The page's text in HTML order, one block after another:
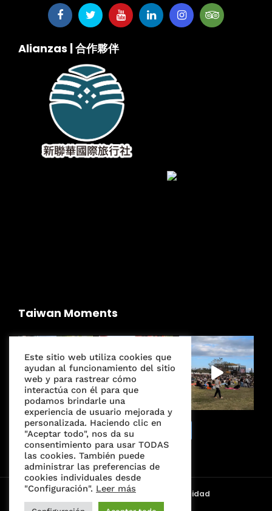
Alianzas | 合作夥伴
Taiwan Moments
Seguir en Instagram
Condiciones de servicio
Política de privacidad
Alianzas | 合作夥伴
Este sitio web utiliza cookies que
ayudan al funcionamiento del sitio
web y para rastrear cómo
interactúa con él para que
podamos brindarle una
experiencia de usuario mejorada y
personalizada. Haciendo clic en
"Aceptar todo", nos da su
consentimiento para usar TODAS
las cookies. También puede
administrar las preferencias de
cookies individuales desde
"Configuración". Leer más